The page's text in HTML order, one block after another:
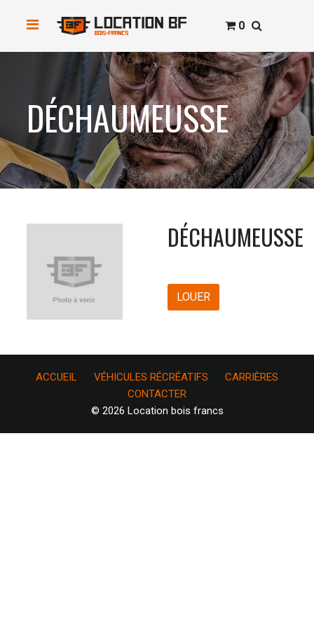
0
DÉCHAUMEUSSE
DÉCHAUMEUSSE
LOUER
ACCUEIL VÉHICULES RÉCRÉATIFS
CARRIÈRES
CONTACTER
© 2026 Location bois francs